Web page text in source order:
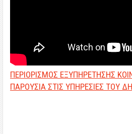
ΠΕΡΙΟΡΙΣΜΟΣ ΕΞΥΠΗΡΕΤΗΣΗΣ
ΠΑΡΟΥΣΙΑ ΣΤΙΣ ΥΠΗΡΕΣΙΕΣ ΤΟΥ